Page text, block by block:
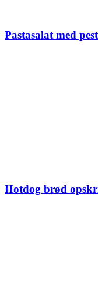
Pastasalat med
Hotdog brød